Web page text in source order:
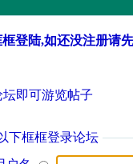
登陆,如还没注册请
即可游览帖子
下框框登录论坛